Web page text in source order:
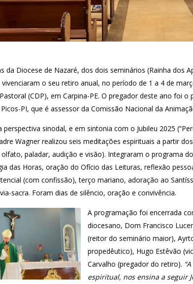
da Diocese de Nazaré, dos dois seminários (Rainha dos
o seu retiro anual, no período de 1 a 4 de
(CDP), em Carpina-PE. O pregador deste ano foi o
PI, que é assessor da Comissão Nacional da
perspectiva sinodal, e em sintonia com o Jubileu 2025
Wagner realizou seis meditações espirituais a partir
paladar, audição e visão). Integraram o programa
das Horas, oração do Ofício das Leituras, reflexão
(com confissão), terço mariano, adoração ao
sacra. Foram dias de silêncio, oração e convivência.
A programação foi encerrada
diocesano, Dom Francisco
(reitor do seminário maior),
propedêutico), Hugo Estêvão
Carvalho (pregador do retiro).
espiritual, nos ensina a seguir